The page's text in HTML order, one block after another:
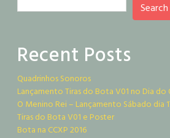
Search
Recent Posts
Quadrinhos Sonoros
Lançamento Tiras do Bota V01 no Dia do
O Menino Rei – Lançamento Sábado dia
Tiras do Bota V01 e Poster
Bota na CCXP 2016